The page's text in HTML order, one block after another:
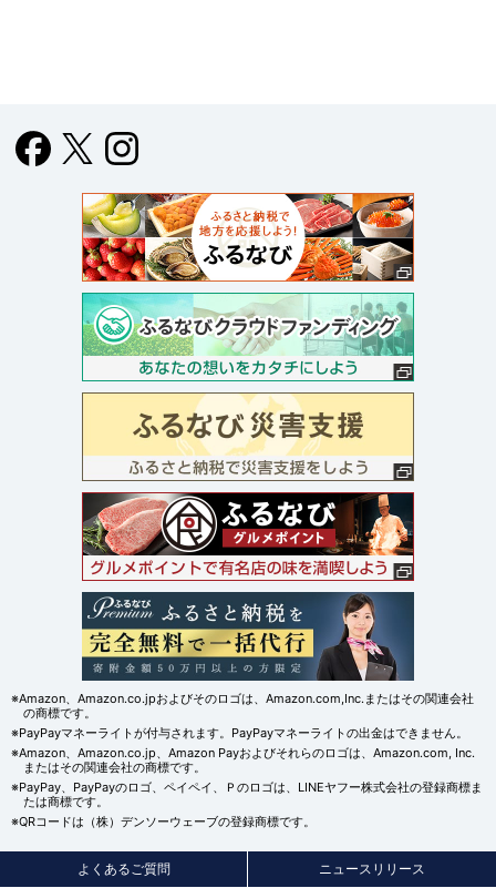
※Amazon、Amazon.co.jpおよびそのロゴは、Amazon.com,Inc.またはその関連会社
の商標です。
※PayPayマネーライトが付与されます。PayPayマネーライトの出金はできません。
※Amazon、Amazon.co.jp、Amazon Payおよびそれらのロゴは、Amazon.com, Inc.
またはその関連会社の商標です。
※PayPay、PayPayのロゴ、ペイペイ、Ｐのロゴは、LINEヤフー株式会社の登録商標ま
たは商標です。
※QRコードは（株）デンソーウェーブの登録商標です。
よくあるご質問 ニュースリリース